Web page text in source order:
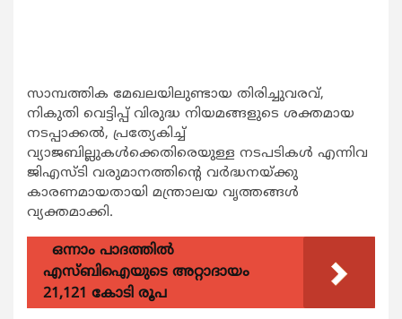
സാമ്പത്തിക മേഖലയിലുണ്ടായ തിരിച്ചുവരവ്,
നികുതി വെട്ടിപ്പ് വിരുദ്ധ നിയമങ്ങളുടെ ശക്തമായ
നടപ്പാക്കൽ, പ്രത്യേകിച്ച്
വ്യാജബില്ലുകൾക്കെതിരെയുള്ള നടപടികൾ എന്നിവ
ജിഎസ്ടി വരുമാനത്തിന്റെ വർദ്ധനയ്ക്കു
കാരണമായതായി മന്ത്രാലയ വൃത്തങ്ങൾ
വ്യക്തമാക്കി.
ഒന്നാം പാദത്തിൽ
എസ്ബിഐയുടെ അറ്റാദായം
21,121 കോടി രൂപ